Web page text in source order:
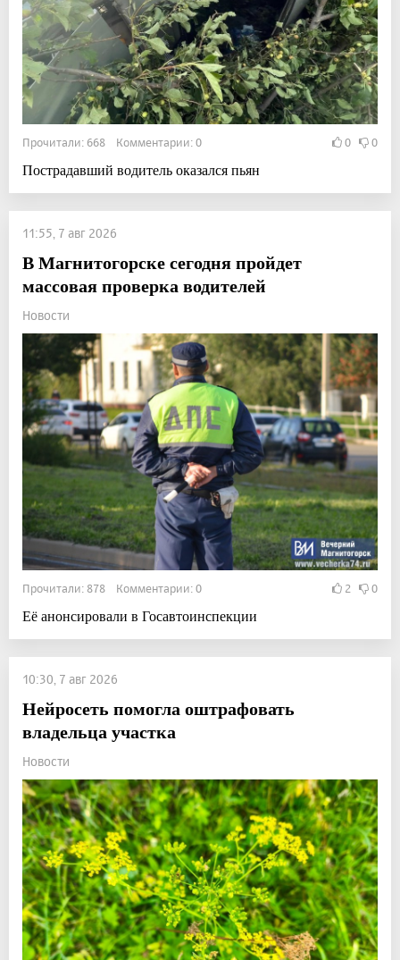
Прочитали: 668 Комментарии: 0 0 0
Пострадавший водитель оказался пьян
11:55, 7 авг 2026
В Магнитогорске сегодня пройдет
массовая проверка водителей
Новости
Прочитали: 878 Комментарии: 0 2 0
Её анонсировали в Госавтоинспекции
10:30, 7 авг 2026
Нейросеть помогла оштрафовать
владельца участка
Новости